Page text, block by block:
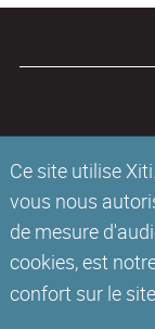
Ce site utilise
vous nous
de mesure
cookies, est
confort sur le